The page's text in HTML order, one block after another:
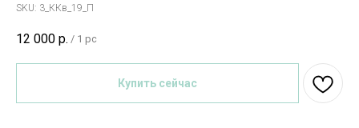
SKU: 3_ККв_19_П
12 000 р. / 1 pc
Купить сейчас